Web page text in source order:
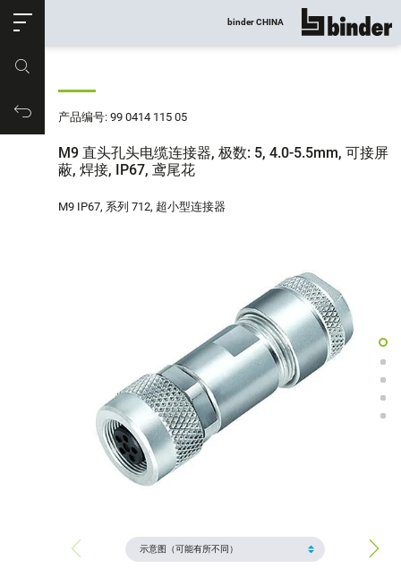
购物车
binder CHINA 显示所有
产品编号: 99 0414 115 05
M9 直头孔头电缆连接器, 极数: 5, 4.0-5.5mm, 可接屏
蔽, 焊接, IP67, 鸢尾花
M9 IP67, 系列 712, 超小型连接器